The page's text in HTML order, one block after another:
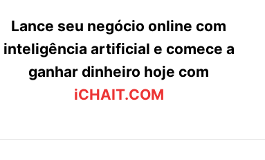
Lance seu negócio online com
inteligência artificial e comece a
ganhar dinheiro hoje com
iCHAIT.COM